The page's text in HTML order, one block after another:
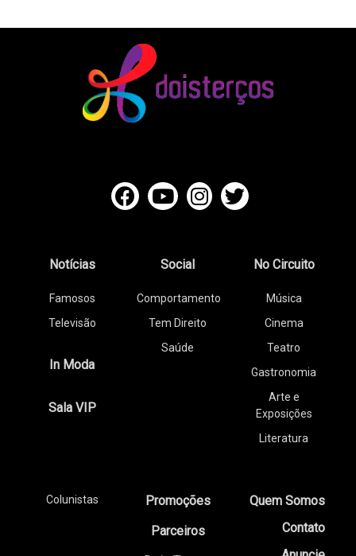
Notícias
Famosos
Televisão
In Moda
Sala VIP
Social
Comportamento
Tem Direito
Saúde
No Circuito
Música
Cinema
Teatro
Gastronomia
Arte e
Exposições
Literatura
Colunistas
Promoções
Parceiros
Quem Somos
Contato